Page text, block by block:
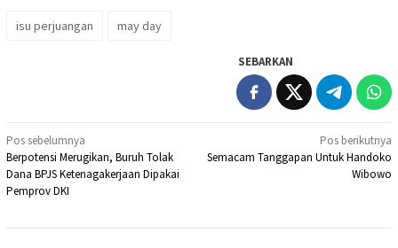
isu perjuangan may day
SEBARKAN
Navigasi
pos
Pos sebelumnya
Berpotensi Merugikan, Buruh Tolak
Dana BPJS Ketenagakerjaan Dipakai
Pemprov DKI
Pos berikutnya
Semacam Tanggapan Untuk Handoko
Wibowo